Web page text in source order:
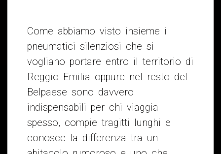
Come abbiamo visto insieme i
pneumatici silenziosi che si
vogliano portare entro il territorio di
Reggio Emilia oppure nel resto del
Belpaese sono davvero
indispensabili per chi viaggia
spesso, compie tragitti lunghi e
conosce la differenza tra un